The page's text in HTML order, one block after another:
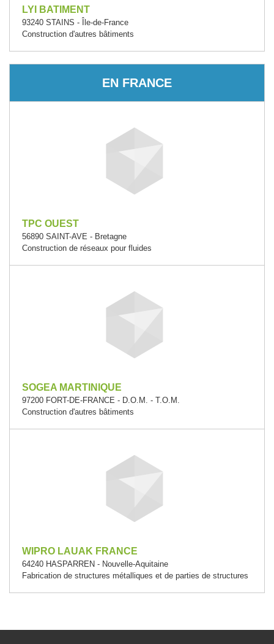
LYI BATIMENT
93240 STAINS - Île-de-France
Construction d'autres bâtiments
EN FRANCE
TPC OUEST
56890 SAINT-AVE - Bretagne
Construction de réseaux pour fluides
SOGEA MARTINIQUE
97200 FORT-DE-FRANCE - D.O.M. - T.O.M.
Construction d'autres bâtiments
WIPRO LAUAK FRANCE
64240 HASPARREN - Nouvelle-Aquitaine
Fabrication de structures métalliques et de parties de structures